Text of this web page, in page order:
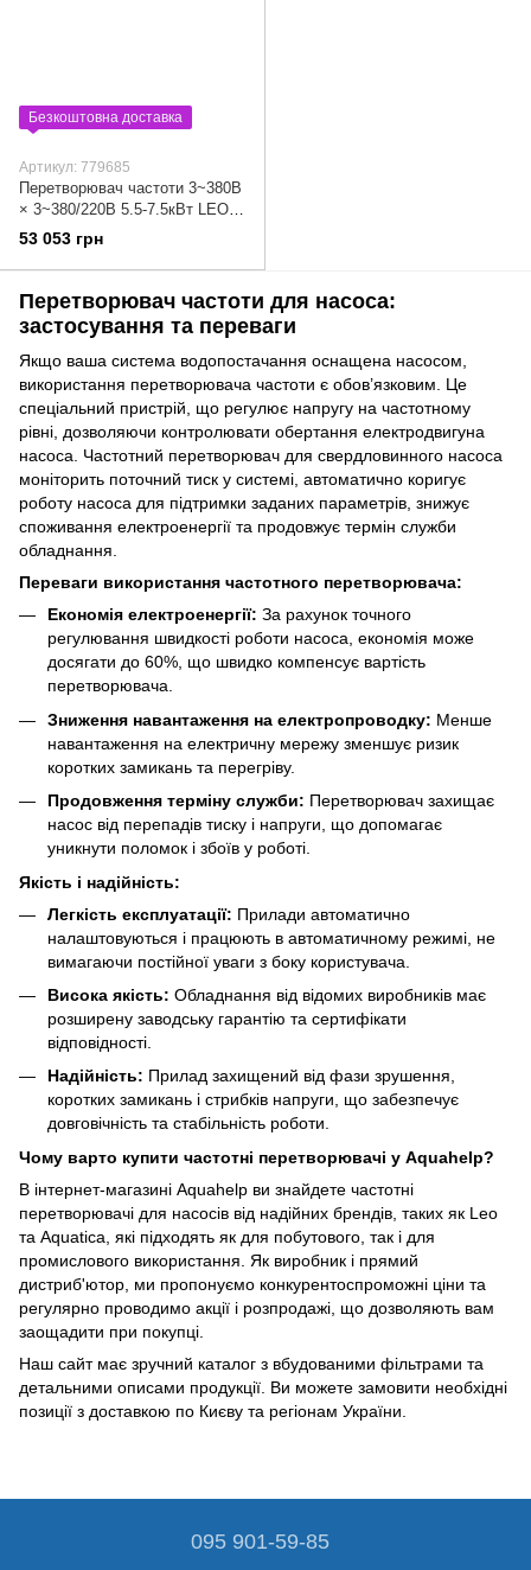
Безкоштовна доставка
Артикул: 779685
Перетворювач частоти 3~380В
× 3~380/220В 5.5-7.5кВт LEO
3.0 (779685)
53 053 грн
Перетворювач частоти для насоса:
застосування та переваги
Якщо ваша система водопостачання оснащена насосом,
використання перетворювача частоти є обов’язковим. Це
спеціальний пристрій, що регулює напругу на частотному
рівні, дозволяючи контролювати обертання електродвигуна
насоса. Частотний перетворювач для свердловинного насоса
моніторить поточний тиск у системі, автоматично коригує
роботу насоса для підтримки заданих параметрів, знижує
споживання електроенергії та продовжує термін служби
обладнання.
Переваги використання частотного перетворювача:
Економія електроенергії: За рахунок точного
регулювання швидкості роботи насоса, економія може
досягати до 60%, що швидко компенсує вартість
перетворювача.
Зниження навантаження на електропроводку: Менше
навантаження на електричну мережу зменшує ризик
коротких замикань та перегріву.
Продовження терміну служби: Перетворювач захищає
насос від перепадів тиску і напруги, що допомагає
уникнути поломок і збоїв у роботі.
Якість і надійність:
Легкість експлуатації: Прилади автоматично
налаштовуються і працюють в автоматичному режимі, не
вимагаючи постійної уваги з боку користувача.
Висока якість: Обладнання від відомих виробників має
розширену заводську гарантію та сертифікати
відповідності.
Надійність: Прилад захищений від фази зрушення,
коротких замикань і стрибків напруги, що забезпечує
довговічність та стабільність роботи.
Чому варто купити частотні перетворювачі у Aquahelp?
В інтернет-магазині Aquahelp ви знайдете частотні
перетворювачі для насосів від надійних брендів, таких як Leo
та Aquatica, які підходять як для побутового, так і для
промислового використання. Як виробник і прямий
дистриб'ютор, ми пропонуємо конкурентоспроможні ціни та
регулярно проводимо акції і розпродажі, що дозволяють вам
заощадити при покупці.
Наш сайт має зручний каталог з вбудованими фільтрами та
детальними описами продукції. Ви можете замовити необхідні
позиції з доставкою по Києву та регіонам України.
095 901-59-85